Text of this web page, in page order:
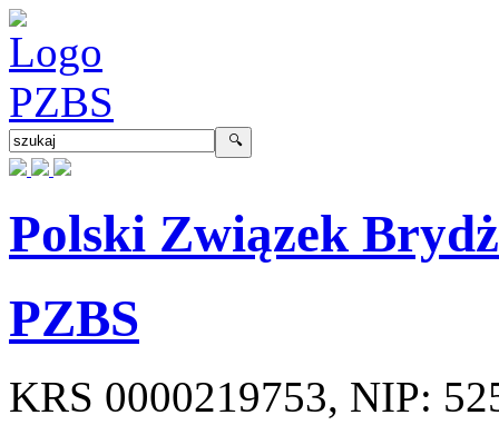
Polski Związek
PZBS
KRS 0000219753, NIP: